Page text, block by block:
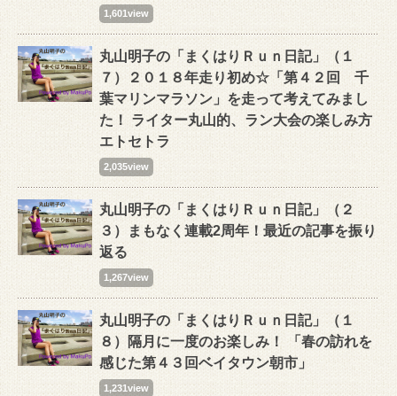
1,601view
丸山明子の「まくはりＲｕｎ日記」（１
７）２０１８年走り初め☆「第４２回 千
葉マリンマラソン」を走って考えてみまし
た！ ライター丸山的、ラン大会の楽しみ方
エトセトラ
2,035view
丸山明子の「まくはりＲｕｎ日記」（２
３）まもなく連載2周年！最近の記事を振り
返る
1,267view
丸山明子の「まくはりＲｕｎ日記」（１
８）隔月に一度のお楽しみ！ 「春の訪れを
感じた第４３回ベイタウン朝市」
1,231view